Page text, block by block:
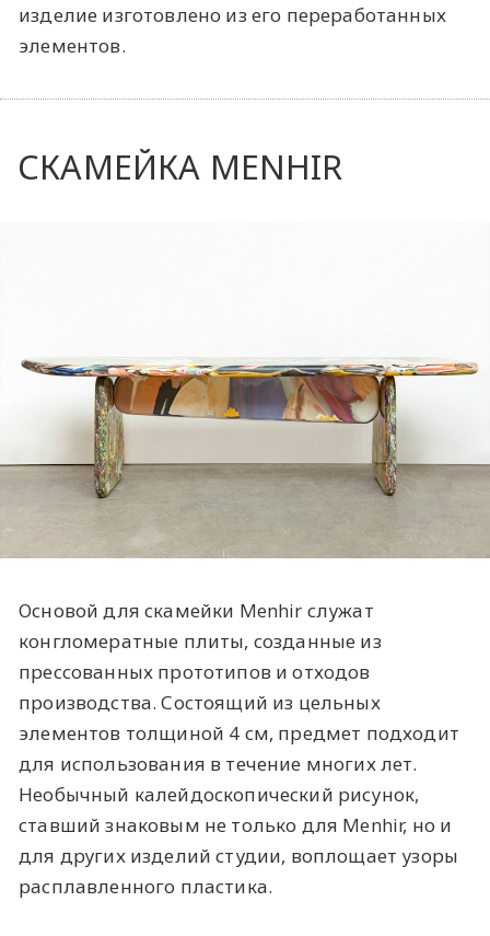
изделие изготовлено из его переработанных
элементов.
СКАМЕЙКА MENHIR
Основой для скамейки Menhir служат
конгломератные плиты, созданные из
прессованных прототипов и отходов
производства. Состоящий из цельных
элементов толщиной 4 см, предмет подходит
для использования в течение многих лет.
Необычный калейдоскопический рисунок,
ставший знаковым не только для Menhir, но и
для других изделий студии, воплощает узоры
расплавленного пластика.